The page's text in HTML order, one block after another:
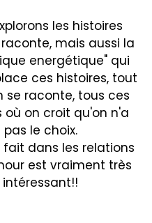
les histoires
mais aussi la
energétique" qui
ces histoires, tout
se raconte, tous ces
où on croit qu'on n'a
pas le choix.
fait dans les relations
est vraiment très
intéressant!!